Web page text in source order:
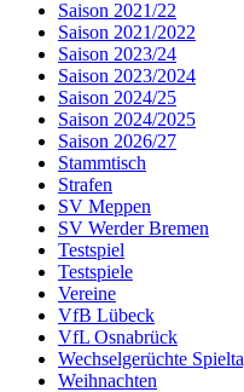
Saison 2021/22
Saison 2021/2022
Saison 2023/24
Saison 2023/2024
Saison 2024/25
Saison 2024/2025
Saison 2026/27
Stammtisch
Strafen
SV Meppen
SV Werder Bremen
Testspiel
Testspiele
Vereine
VfB Lübeck
VfL Osnabrück
Wechselgerüchte
Weihnachten